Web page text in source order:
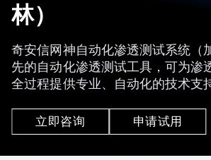
林）
奇安信网神自动化渗透测试系统（
先的自动化渗透测试工具，可为渗
全过程提供专业、自动化的技术支
了信息收集、漏洞探测、漏洞利用
渗透等渗透测试流程的自动化，依
立即咨询 申请试用